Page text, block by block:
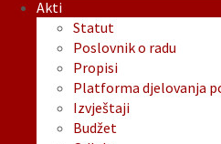
Akti
Statut
Poslovnik o radu
Propisi
Platforma djelovanja
Izvještaji
Budžet